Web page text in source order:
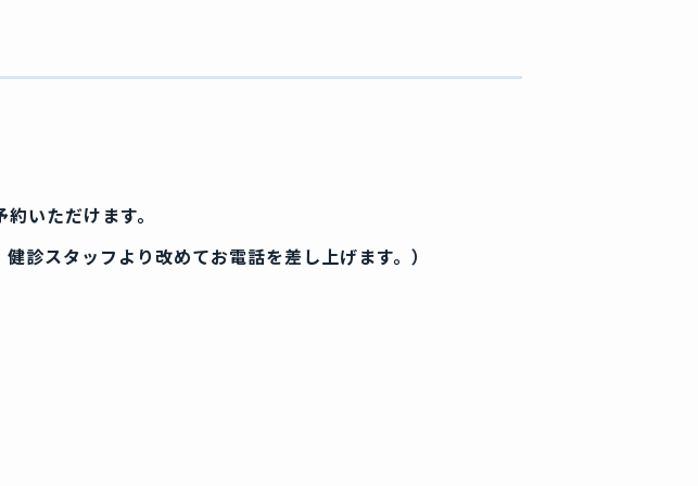
いただけます。
診スタッフより改めてお電話を差し上げます。）